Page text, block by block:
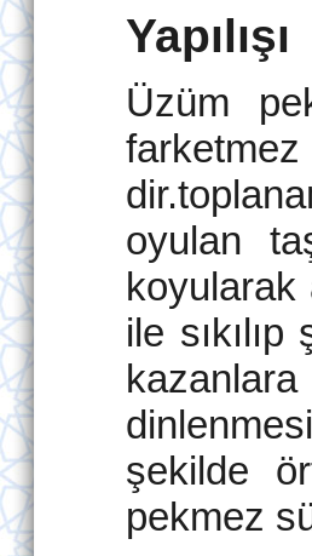
Yapılışı
Üzüm
oyulan
koyularak
ile
şekilde
pekmez